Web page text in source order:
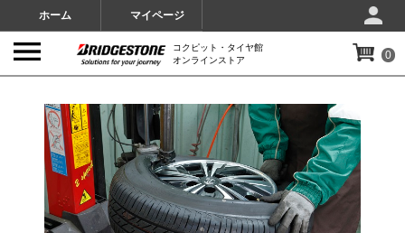
ホーム マイページ
コクピット・タイヤ館
オンラインストア
0